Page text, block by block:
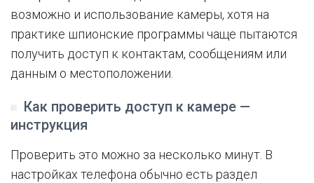
возможно и использование камеры, хотя на
практике шпионские программы чаще пытаются
получить доступ к контактам, сообщениям или
данным о местоположении.
Как проверить доступ к камере —
инструкция
Проверить это можно за несколько минут. В
настройках телефона обычно есть раздел